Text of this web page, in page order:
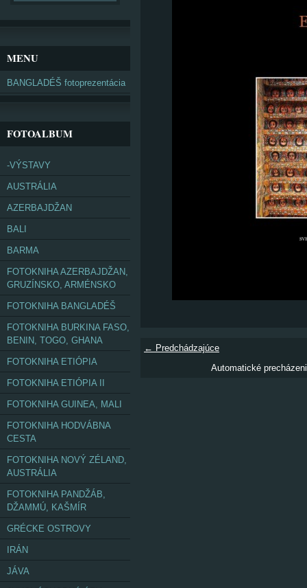
← Predchádzajúce
Automatické
MENU
BANGLADÉŠ fotoprezentácia
FOTOALBUM
-VÝSTAVY
AUSTRÁLIA
AZERBAJDŽAN
BALI
BARMA
FOTOKNIHA AZERBAJDŽAN,
GRUZÍNSKO, ARMÉNSKO
FOTOKNIHA BANGLADÉŠ
FOTOKNIHA BURKINA FASO,
BENIN, TOGO, GHANA
FOTOKNIHA ETIÓPIA
FOTOKNIHA ETIÓPIA II
FOTOKNIHA GUINEA, MALI
FOTOKNIHA HODVÁBNA
CESTA
FOTOKNIHA NOVÝ ZÉLAND,
AUSTRÁLIA
FOTOKNIHA PANDŽÁB,
DŽAMMÚ, KAŠMÍR
GRÉCKE OSTROVY
IRÁN
JÁVA